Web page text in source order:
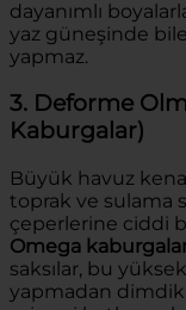
dayanımlı
yaz güneşinde
yapmaz.
3. Deforme
Kaburgalar)
Büyük havuz
toprak ve sulama
çeperlerine ciddi
Omega
saksılar, bu
yapmadan